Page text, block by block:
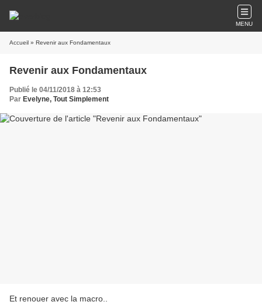
MENU
Accueil » Revenir aux Fondamentaux
Revenir aux Fondamentaux
Publié le 04/11/2018 à 12:53
Par Evelyne, Tout Simplement
Et renouer avec la macro..